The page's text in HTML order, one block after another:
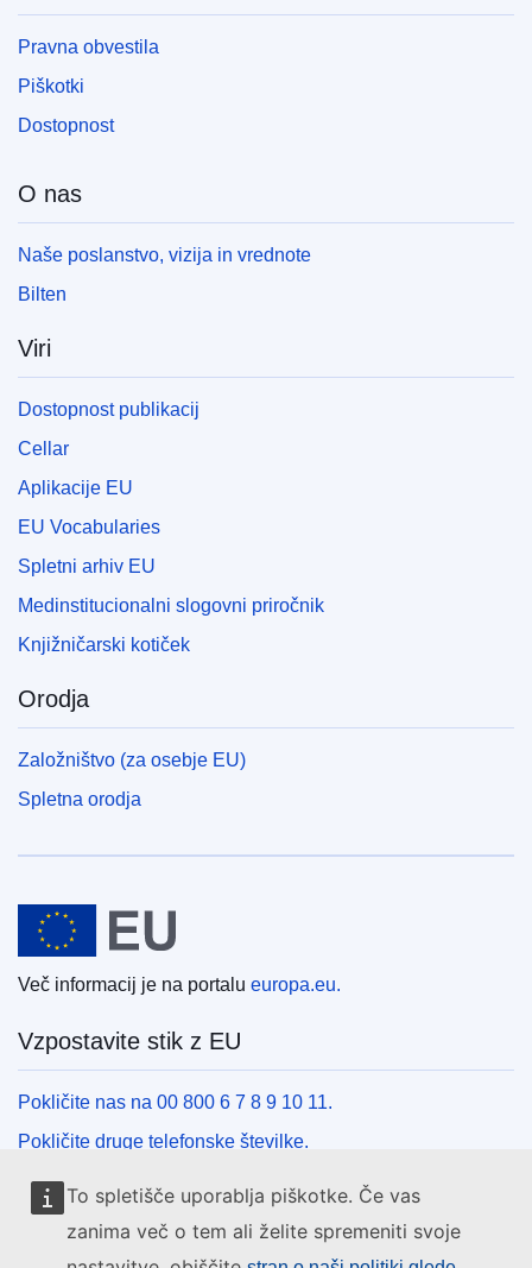
To spletišče uporablja piškotke. Če vas
zanima več o tem ali želite spremeniti svoje
Pravna obvestila
Piškotki
Dostopnost
O nas
Naše poslanstvo, vizija in vrednote
Bilten
Viri
Dostopnost publikacij
Cellar
Aplikacije EU
EU Vocabularies
Spletni arhiv EU
Medinstitucionalni slogovni priročnik
Knjižničarski kotiček
Orodja
Založništvo (za osebje EU)
Spletna orodja
Evropska unija
Več informacij je na portalu europa.eu.
Vzpostavite stik z EU
Pokličite nas na 00 800 6 7 8 9 10 11.
Pokličite druge telefonske številke.
Pišite nam s kontaktnim obrazcem.
Obiščite nas v enem od centrov EU.